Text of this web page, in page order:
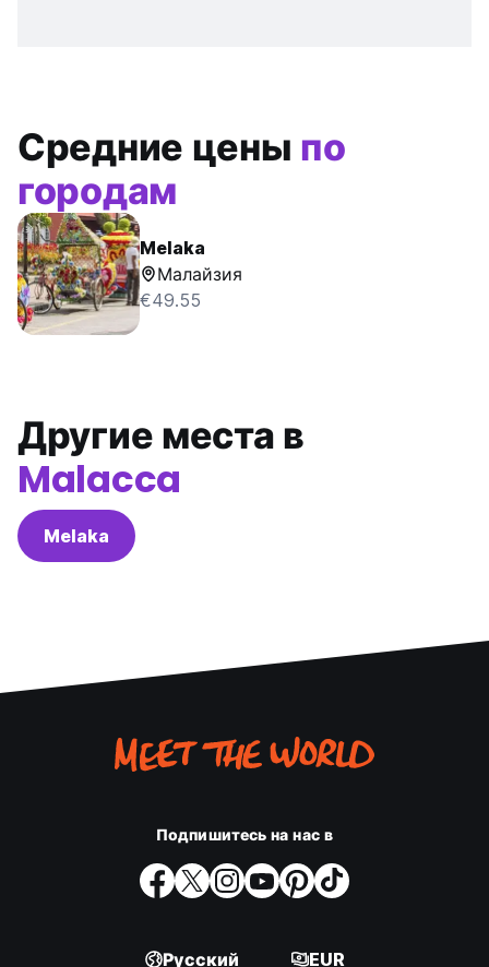
Средние цены по
городам
Melaka
Малайзия
€49.55
Другие места в
Malacca
Melaka
Подпишитесь на нас в
Русский EUR